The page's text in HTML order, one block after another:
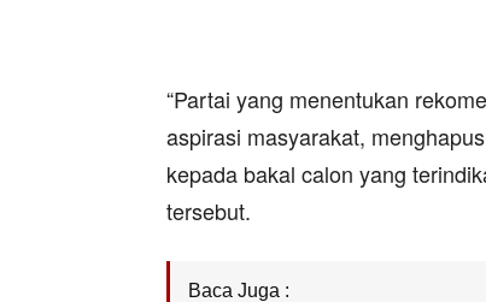
“Partai yang menentukan
aspirasi masyarakat,
kepada bakal calon yang
tersebut.
Baca Juga :